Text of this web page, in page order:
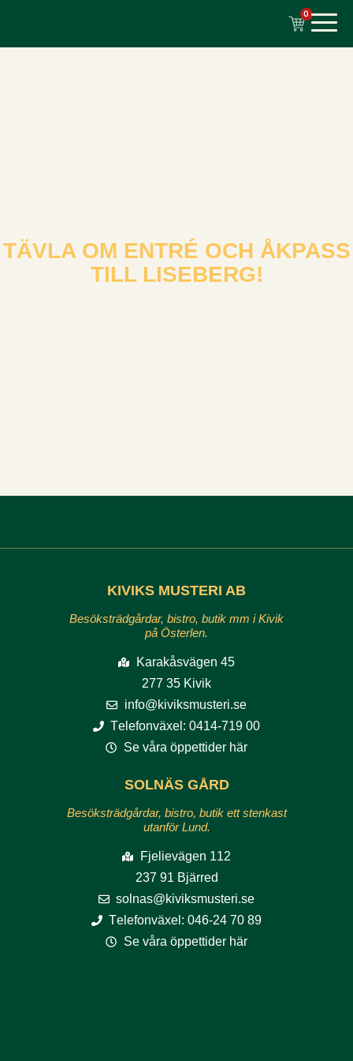
0
TÄVLA OM ENTRÉ OCH ÅKPASS
TILL LISEBERG!
KIVIKS MUSTERI AB
Besöksträdgårdar, bistro, butik mm i Kivik
på Österlen.
Karakåsvägen 45
277 35 Kivik
info@kiviksmusteri.se
Telefonväxel: 0414-719 00
Se våra öppettider här
SOLNÄS GÅRD
Besöksträdgårdar, bistro, butik ett stenkast
utanför Lund.
Fjelievägen 112
237 91 Bjärred
solnas@kiviksmusteri.se
Telefonväxel: 046-24 70 89
Se våra öppettider här